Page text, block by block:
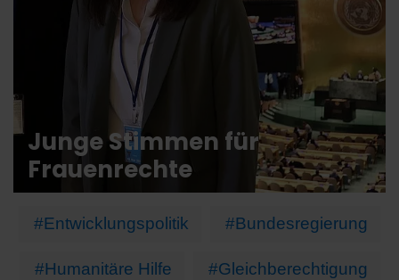
Junge Stimmen für
Frauenrechte
#Entwicklungspolitik #Bundesregierung
#Humanitäre Hilfe #Gleichberechtigung